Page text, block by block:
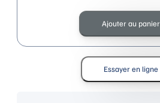
HILFIGER
Ajouter au panier
Essayer en ligne